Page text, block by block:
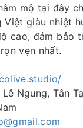
mộ tại đây
Việt giàu nhiệt
cao, đảm bảo
vẹn nhất.
Ngung, Tân